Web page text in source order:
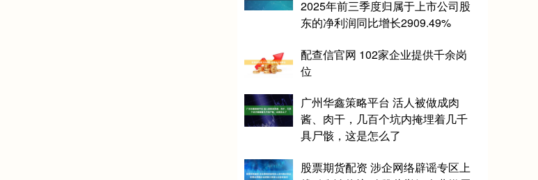
2025年前三季度归属于上市公司股
东的净利润同比增长2909.49%
配查信官网 102家企业提供千余岗
位
广州华鑫策略平台 活人被做成肉
酱、肉干，几百个坑内掩埋着几千
具尸骸，这是怎么了
股票期货配资 涉企网络辟谣专区上